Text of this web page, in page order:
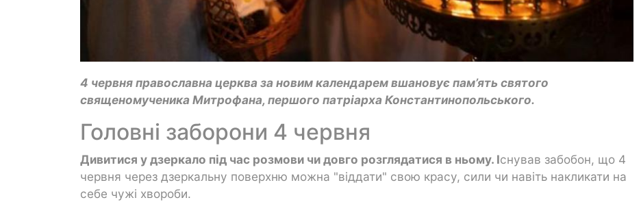
4 червня православна церква за новим календарем вшановує пам’ять святого
священомученика Митрофана, першого патріарха Константинопольського.
Головні заборони 4 червня
Дивитися у дзеркало під час розмови чи довго розглядатися в ньому. Існував забобон, що 4
червня через дзеркальну поверхню можна "віддати" свою красу, сили чи навіть накликати на
себе чужі хвороби.